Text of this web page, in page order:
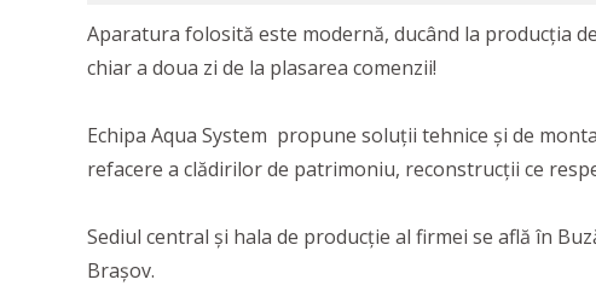
Aparatura folosită este modernă, ducând la producția
chiar a doua zi de la plasarea comenzii!
Echipa Aqua System propune soluţii tehnice şi de
refacere a clădirilor de patrimoniu, reconstrucţii ce
Sediul central şi hala de producţie al firmei se află în
Braşov.